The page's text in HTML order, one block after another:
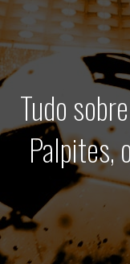
Tudo
Palpites,